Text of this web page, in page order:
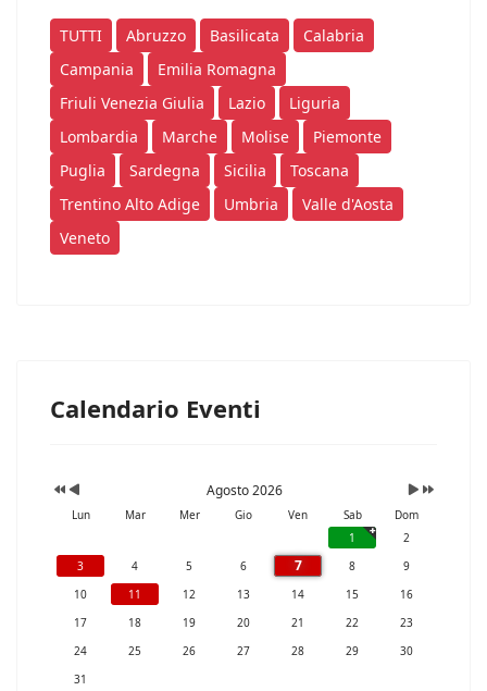
TUTTI Abruzzo Basilicata
Calabria
Campania
Emilia Romagna
Friuli Venezia Giulia
Lazio
Liguria
Lombardia
Marche Molise
Piemonte
Puglia
Sardegna Sicilia
Toscana
Trentino Alto Adige
Umbria
Valle d'Aosta
Veneto
Calendario Eventi
Agosto 2026
Lun Mar Mer Gio Ven Sab
Dom
1
2
3
4 5 6 7 8
9
10
11 12 13 14 15
16
17
18 19 20 21 22
23
24
25 26 27 28 29
30
31